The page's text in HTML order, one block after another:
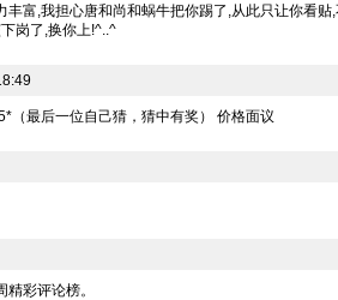
丰富,我担心唐和尚和蜗牛把你踢了,从此只让你看贴
岗了,换你上!^..^
（最后一位自己猜，猜中有奖） 价格面议
彩评论榜。